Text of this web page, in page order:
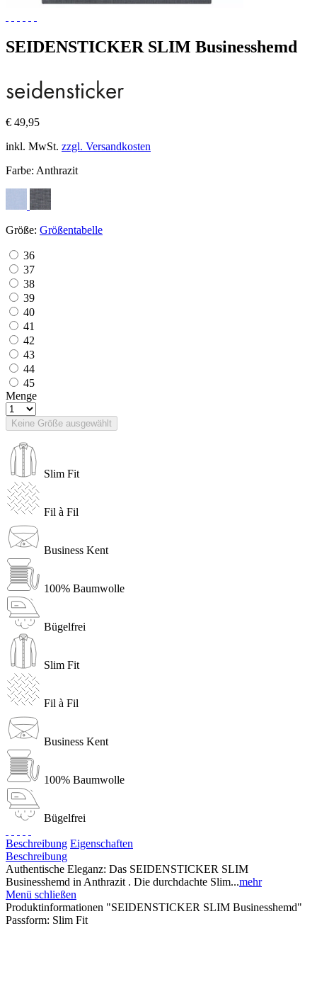
SEIDENSTICKER SLIM Businesshemd
€ 49,95
inkl. MwSt. zzgl. Versandkosten
Farbe: Anthrazit
Größe: Größentabelle
36
37
38
39
40
41
42
43
44
45
Menge
Keine Größe ausgewählt
Slim Fit
Fil à Fil
Business Kent
100% Baumwolle
Bügelfrei
Slim Fit
Fil à Fil
Business Kent
100% Baumwolle
Bügelfrei
Beschreibung Eigenschaften
Beschreibung
Authentische Eleganz: Das SEIDENSTICKER SLIM
Businesshemd in Anthrazit . Die durchdachte Slim...mehr
Menü schließen
Produktinformationen "SEIDENSTICKER SLIM Businesshemd"
Passform: Slim Fit